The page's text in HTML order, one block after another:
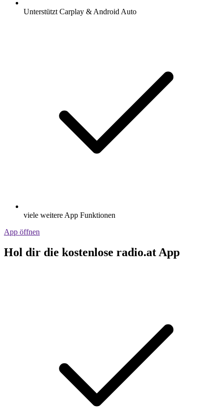
Unterstützt Carplay & Android Auto
viele weitere App Funktionen
App öffnen
Hol dir die kostenlose radio.at App